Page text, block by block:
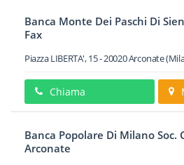
Banca Monte Dei Paschi Di
Fax
Piazza LIBERTA', 15-20020Arconate
Chiama
Banca Popolare Di Milano Soc.
Arconate